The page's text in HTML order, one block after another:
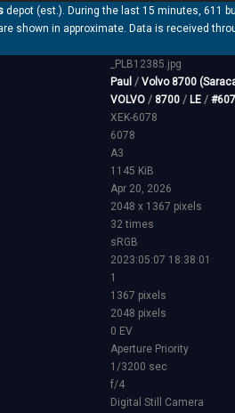
depot (est.). During the last 15 minutes, 611
shown in approximate. Data is received
_PLB12385.jpg
Paul / Volvo 8700
VOLVO / 8700 / LE /
XEK-6078
6078
Α3
1145 KiB
Apr 20, 2026
2048 x 1367 pixels
32 times
sRGB
2023:05:07 18:38:01
1
1367 pixels
2048 pixels
0 EV
Aperture Priority
1/3200 sec
f/4
Digital Still Camera